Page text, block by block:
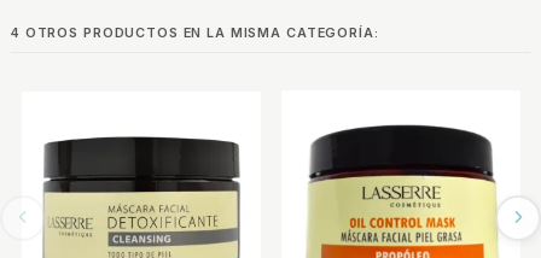
4 OTROS PRODUCTOS EN LA MISMA CATEGORÍA: